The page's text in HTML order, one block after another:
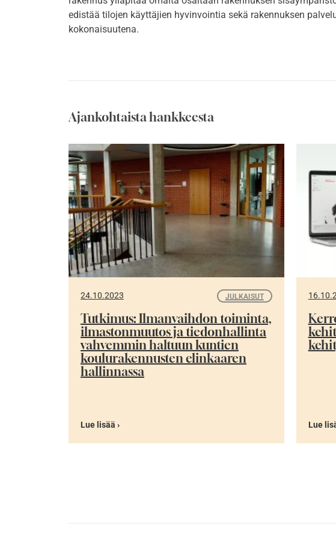
edistää tilojen käyttäjien hyvinvointia sekä rakennuksen
kokonaisuutena.
Ajankohtaista hankkeesta
24.10.2023 JULKAISUT
Tutkimus: Ilmanvaihdon toiminta,
ilmastonmuutos ja tiedonhallinta
vahvemmin haltuun kuntien
koulurakennusten elinkaaren
hallinnassa
Lue lisää › Lue